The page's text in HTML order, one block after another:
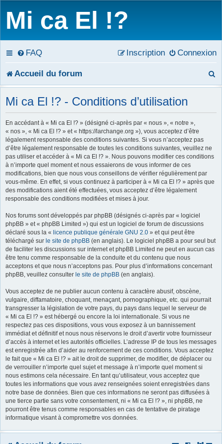
Mi ca El !?
FAQ Connexion
Inscription
Accueil du forum
e
Mi ca El !? - Conditions d’utilisation
En accédant à « Mi ca El !? » (désigné ci-après par « nous », « notre »,
« nos », « Mi ca El !? » et « https://larchange.org »), vous acceptez d’être
légalement responsable des conditions suivantes. Si vous n’acceptez pas
d’être légalement responsable de toutes les conditions suivantes, veuillez ne
pas utiliser et accéder à « Mi ca El !? ». Nous pouvons modifier ces conditions
à n’importe quel moment et nous essaierons de vous informer de ces
modifications, bien que nous vous conseillons de vérifier régulièrement par
vous-même. En effet, si vous continuez à participer à « Mi ca El !? » après que
des modifications aient été effectuées, vous acceptez d’être légalement
responsable des conditions modifiées et mises à jour.
Nos forums sont développés par phpBB (désignés ci-après par « logiciel
phpBB » et « phpBB Limited ») qui est un logiciel de forum de discussions
déclaré sous la « licence publique générale GNU 2.0 » et qui peut être
téléchargé sur le site de phpBB (en anglais). Le logiciel phpBB a pour seul but
de faciliter les discussions sur internet et phpBB Limited ne peut en aucun cas
être tenu comme responsable de la conduite et du contenu que nous
acceptons et que nous n’acceptons pas. Pour plus d’informations concernant
phpBB, veuillez consulter le site de phpBB (en anglais).
Vous acceptez de ne publier aucun contenu à caractère abusif, obscène,
vulgaire, diffamatoire, choquant, menaçant, pornographique, etc. qui pourrait
transgresser la législation de votre pays, du pays dans lequel le serveur de
« Mi ca El !? » est hébergé ou encore la loi internationale. Si vous ne
respectez pas ces dispositions, vous vous exposez à un bannissement
immédiat et définitif et nous nous réservons le droit d’avertir votre fournisseur
d’accès à internet et les autorités officielles. L’adresse IP de tous les messages
est enregistrée afin d’aider au renforcement de ces conditions. Vous acceptez
le fait que « Mi ca El !? » ait le droit de supprimer, de modifier, de déplacer ou
de verrouiller n’importe quel sujet et message à n’importe quel moment si
nous estimons cela nécessaire. En tant qu’utilisateur, vous acceptez que
toutes les informations que vous avez renseignées soient enregistrées dans
notre base de données. Bien que ces informations ne seront pas diffusées à
une tierce partie sans votre consentement, ni « Mi ca El !? », ni phpBB, ne
pourront être tenus comme responsables en cas de tentative de piratage
informatique visant à compromettre vos données.